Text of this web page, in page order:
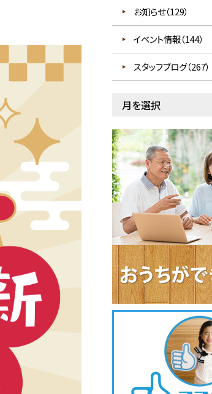
お知らせ（129）
イベント情報（144）
スタッフブログ（267）